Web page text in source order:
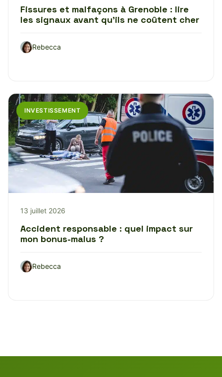
Fissures et malfaçons à Grenoble : lire
les signaux avant qu’ils ne coûtent cher
Rebecca
INVESTISSEMENT
13 juillet 2026
Accident responsable : quel impact sur
mon bonus-malus ?
Rebecca